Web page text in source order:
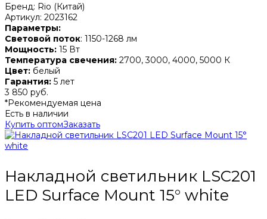
Бренд: Rio (Китай)
Артикул: 2023162
Параметры:
Световой поток: 1150-1268 лм
Мощность: 15 Вт
Температура свечения: 2700, 3000, 4000, 5000 К
Цвет: белый
Гарантия: 5 лет
3 850 руб.
*Рекомендуемая цена
Есть в наличии
Купить оптомЗаказать
Накладной светильник LSC201
LED Surface Mount 15° white